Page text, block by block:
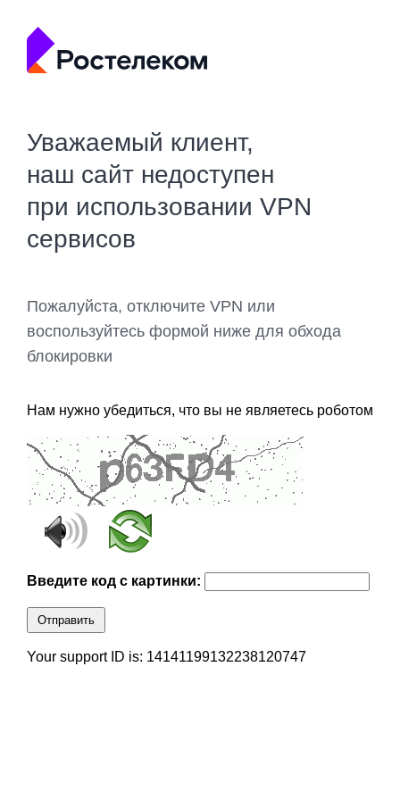
Уважаемый клиент,
наш сайт недоступен
при использовании VPN
сервисов
Пожалуйста, отключите VPN или
воспользуйтесь формой ниже для обхода
блокировки
Нам нужно убедиться, что вы не являетесь роботом
Введите код с картинки:
Отправить
Your support ID is: 14141199132238120747